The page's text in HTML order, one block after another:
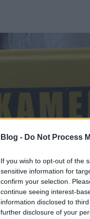
Blog - Do Not Process
If you wish to opt-out of the
sensitive information for
confirm your selection.
continue seeing interest-
information disclosed to
further disclosure of your